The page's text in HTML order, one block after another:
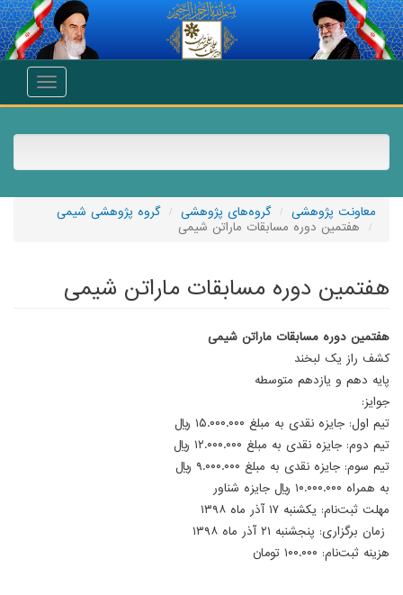
انتقال به محتوای اصلی
Toggle
معاونت پژوهشی گروه‌های پژوهشی
گروه پژوهشی شیمی
هفتمین دوره مسابقات ماراتن شیمی
هفتمین دوره مسابقات ماراتن شیمی
هفتمین دوره مسابقات ماراتن شیمی
کشف راز یک لبخند
پایه دهم و یازدهم متوسطه
جوایز:
تیم اول: جایزه نقدی به مبلغ ۱۵.۰۰۰.۰۰۰ ریال
تیم دوم: جایزه نقدی به مبلغ ۱۲.۰۰۰.۰۰۰ ریال
تیم سوم: جایزه نقدی به مبلغ ۹.۰۰۰.۰۰۰ ریال
به همراه ۱۰.۰۰۰.۰۰۰ ریال جایزه شناور
مهلت ثبت‌نام: یکشنبه ۱۷ آذر ماه ۱۳۹۸
زمان برگزاری: پنجشنبه ۲۱ آذر ماه ۱۳۹۸
هزینه ثبت‌نام: ۱۰۰.۰۰۰ تومان